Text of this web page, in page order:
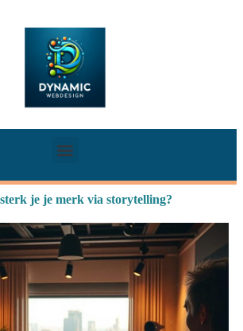
je je merk via storytelling?